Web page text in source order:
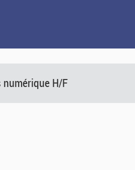
numérique H/F